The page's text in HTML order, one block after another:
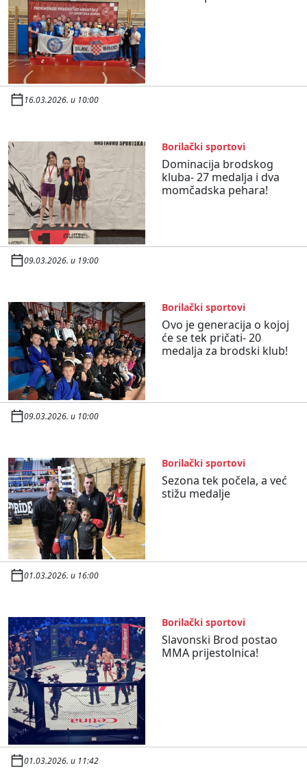
16.03.2026. u 10:00
Borilački sportovi
Dominacija brodskog
kluba- 27 medalja i dva
momčadska pehara!
09.03.2026. u 19:00
Borilački sportovi
Ovo je generacija o kojoj
će se tek pričati- 20
medalja za brodski klub!
09.03.2026. u 10:00
Borilački sportovi
Sezona tek počela, a već
stižu medalje
01.03.2026. u 16:00
Borilački sportovi
Slavonski Brod postao
MMA prijestolnica!
01.03.2026. u 11:42